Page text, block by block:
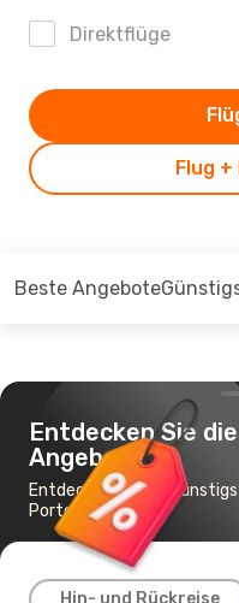
Direktflüge
Flug
Beste Angebote
Entdecken Sie
Angebote
Entdecken Sie die
Porto nach Ibiza
Hin- und Rückreise